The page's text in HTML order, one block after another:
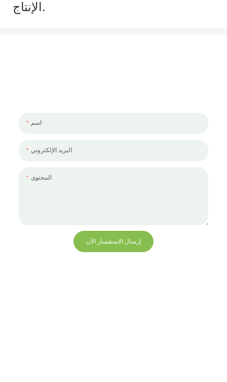
الإنتاج.
اسم
البريد الإلكتروني
المحتوى
إرسال الاستفسار الآن